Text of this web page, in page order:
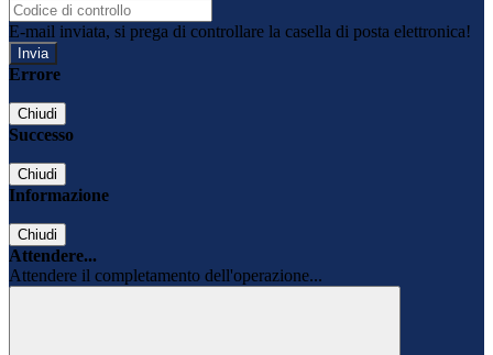
E-mail inviata, si prega di controllare la casella di posta elettronica!
Errore
Chiudi
Successo
Chiudi
Informazione
Chiudi
Attendere...
Attendere il completamento dell'operazione...